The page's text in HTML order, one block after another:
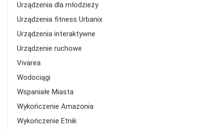
Urządzenia dla młodzieży
Urządzenia fitness Urbanix
Urządzenia interaktywne
Urządzenie ruchowe
Vivarea
Wodociągi
Wspaniałe Miasta
Wykończenie Amazonia
Wykończenie Etnik